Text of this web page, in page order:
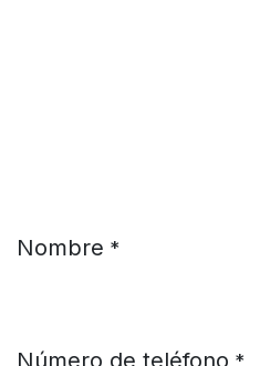
Nombre *
Número de teléfono *